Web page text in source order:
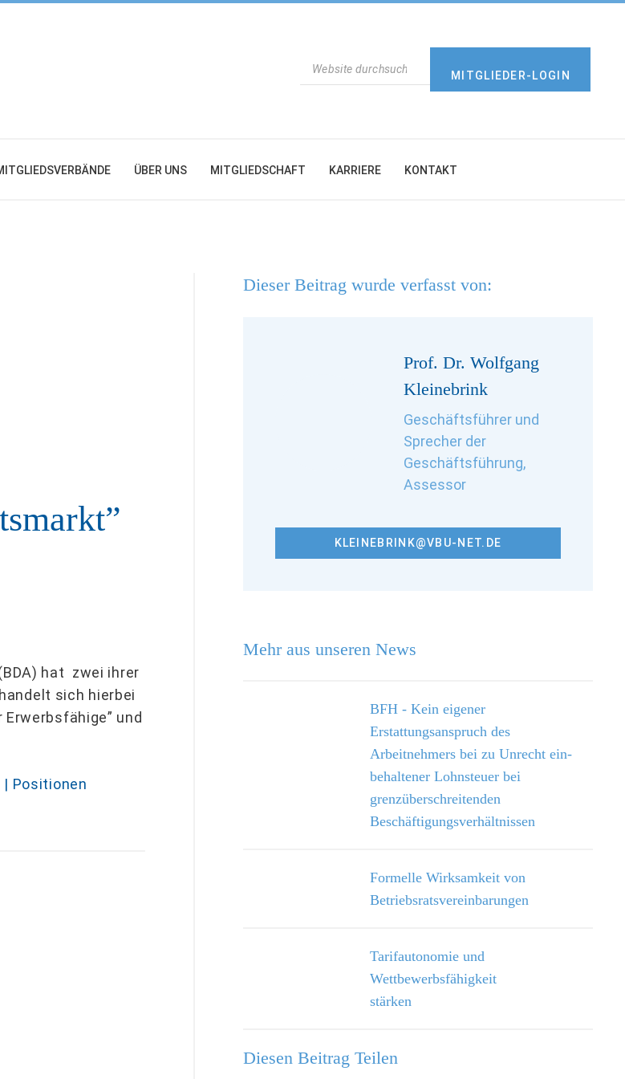
MITGLIEDER-LOGIN
ÜBER UNS MITGLIEDSCHAFT KARRIERE KONTAKT
hat zwei ihrer
sich hierbei
und
Positionen
Mehr aus unseren News
BFH - Kein eigener
Erstattungsanspruch des
Arbeitnehmers bei zu Unrecht ein­
behaltener Lohnsteuer bei
grenzüberschreitenden
Beschäftigungsverhältnissen
Formelle Wirksamkeit von
Betriebsratsvereinbarungen
Tarifautonomie und
Wettbewerbsfähigkeit
stärken
Dieser Beitrag wurde verfasst von:
Prof. Dr. Wolfgang
Kleinebrink
Geschäftsführer und
Sprecher der
Geschäftsführung,
Assessor
KLEINEBRINK@VBU-NET.DE
Diesen Beitrag Teilen